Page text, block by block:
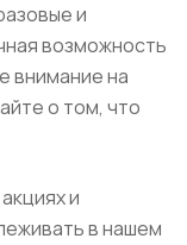
и
возможность
внимание на
о том, что
и
в нашем